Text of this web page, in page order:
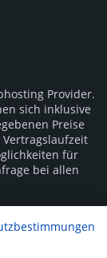
Provider.
sich inklusive
Preise
für
bei allen